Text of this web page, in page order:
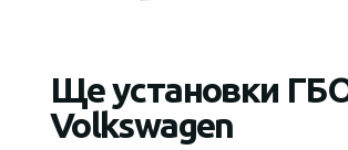
Ще установки
Volkswagen